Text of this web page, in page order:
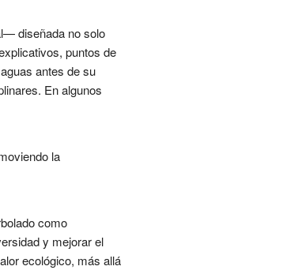
diseñada no solo
puntos de
antes de su
En algunos
la
como
y mejorar el
ecológico, más allá